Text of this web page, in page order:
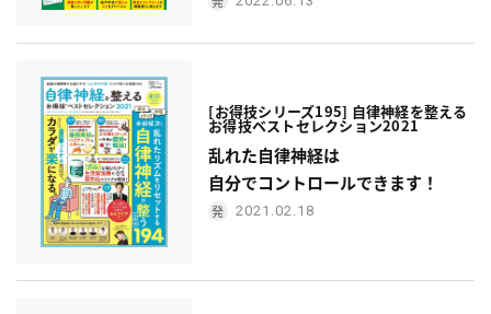
[お得技シリーズ195] 自律神経を整える
お得技ベストセレクション2021
乱れた自律神経は
自分でコントロールできます！
2021.02.18